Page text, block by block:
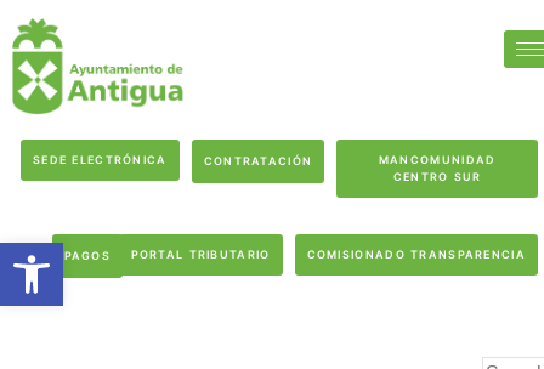
SEDE ELECTRÓNICA CONTRATACIÓN
MANCOMUNIDAD
CENTRO SUR
PAGOS PORTAL TRIBUTARIO COMISIONADO TRANSPARENCIA
Abrir barra de herramientas